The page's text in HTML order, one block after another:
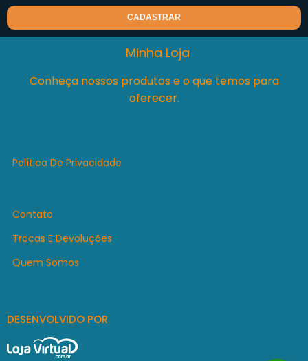
CADASTRAR
Minha Loja
Conheça nossos produtos e o que temos para
oferecer.
Política De Privacidade
Contato
Trocas E Devoluções
Quem Somos
DESENVOLVIDO POR